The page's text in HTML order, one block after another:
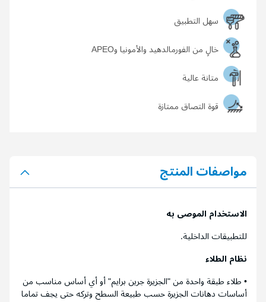
سهل التطبيق
خالٍ من الفورمالدهيد والأمونيا وAPEO
متانة عالية
قوة التصاق ممتازة
مواصفات المنتج
الاستخدام الموصى به
للتطبيقات الداخلية.
نظام الطلاء
• طلاء طبقة واحدة من "الجزيرة جرين برايم" أو أي أساس مناسب من
أساسات دهانات الجزيرة حسب طبيعة السطح وتركه حتى يجف تماما